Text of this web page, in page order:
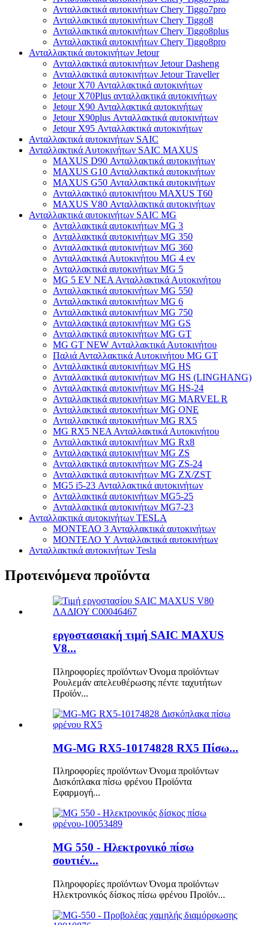
Ανταλλακτικά αυτοκινήτων Chery Tiggo7pro
Ανταλλακτικά αυτοκινήτων Chery Tiggo8
Ανταλλακτικά αυτοκινήτων Chery Tiggo8plus
Ανταλλακτικά αυτοκινήτων Chery Tiggo8pro
Ανταλλακτικά αυτοκινήτων Jetour
Ανταλλακτικά αυτοκινήτων Jetour Dasheng
Ανταλλακτικά αυτοκινήτων Jetour Traveller
Jetour X70 Ανταλλακτικά αυτοκινήτων
Jetour X70Plus ανταλλακτικά αυτοκινήτων
Jetour X90 Ανταλλακτικά αυτοκινήτων
Jetour X90plus Ανταλλακτικά αυτοκινήτων
Jetour X95 Ανταλλακτικά αυτοκινήτων
Ανταλλακτικά αυτοκινήτων SAIC
Ανταλλακτικά Αυτοκινήτων SAIC MAXUS
MAXUS D90 Ανταλλακτικά αυτοκινήτων
MAXUS G10 Ανταλλακτικά αυτοκινήτων
MAXUS G50 Ανταλλακτικά αυτοκινήτων
Ανταλλακτικό αυτοκινήτου MAXUS T60
MAXUS V80 Ανταλλακτικά αυτοκινήτων
Ανταλλακτικά αυτοκινήτων SAIC MG
Ανταλλακτικά αυτοκινήτων MG 3
Ανταλλακτικά αυτοκινήτων MG 350
Ανταλλακτικά αυτοκινήτων MG 360
Ανταλλακτικά Αυτοκινήτου MG 4 ev
Ανταλλακτικά αυτοκινήτων MG 5
MG 5 EV ΝΕΑ Ανταλλακτικά Αυτοκινήτου
Ανταλλακτικά αυτοκινήτων MG 550
Ανταλλακτικά αυτοκινήτων MG 6
Ανταλλακτικά αυτοκινήτων MG 750
Ανταλλακτικά αυτοκινήτων MG GS
Ανταλλακτικά αυτοκινήτων MG GT
MG GT NEW Ανταλλακτικά Αυτοκινήτου
Παλιά Ανταλλακτικά Αυτοκινήτου MG GT
Ανταλλακτικά αυτοκινήτων MG HS
Ανταλλακτικά αυτοκινήτων MG HS (LINGHANG)
Ανταλλακτικά αυτοκινήτων MG HS-24
Ανταλλακτικά αυτοκινήτων MG MARVEL R
Ανταλλακτικά αυτοκινήτων MG ONE
Ανταλλακτικά αυτοκινήτων MG RX5
MG RX5 ΝΕΑ Ανταλλακτικά Αυτοκινήτου
Ανταλλακτικά αυτοκινήτων MG Rx8
Ανταλλακτικά αυτοκινήτων MG ZS
Ανταλλακτικά αυτοκινήτων MG ZS-24
Ανταλλακτικά αυτοκινήτων MG ZX/ZST
MG5 i5-23 Ανταλλακτικά αυτοκινήτων
Ανταλλακτικά αυτοκινήτων MG5-25
Ανταλλακτικά αυτοκινήτων MG7-23
Ανταλλακτικά αυτοκινήτων TESLA
ΜΟΝΤΕΛΟ 3 Ανταλλακτικά αυτοκινήτων
ΜΟΝΤΕΛΟ Y Ανταλλακτικά αυτοκινήτων
Ανταλλακτικά αυτοκινήτων Tesla
Προτεινόμενα προϊόντα
εργοστασιακή τιμή SAIC MAXUS
V8...
Πληροφορίες προϊόντων Όνομα προϊόντων
Ρουλεμάν απελευθέρωσης πέντε ταχυτήτων
Προϊόν...
MG-MG RX5-10174828 RX5 Πίσω...
Πληροφορίες προϊόντων Όνομα προϊόντων
Δισκόπλακα πίσω φρένου Προϊόντα
Εφαρμογή...
MG 550 - Ηλεκτρονικό πίσω
σουτιέν...
Πληροφορίες προϊόντων Όνομα προϊόντων
Ηλεκτρονικός δίσκος πίσω φρένου Προϊόν...